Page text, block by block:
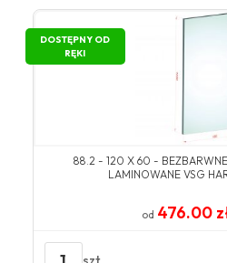
DOSTĘPNY OD
RĘKI
88.2 - 120 X 60 -
LAMINOWANE VSG
od 476.00